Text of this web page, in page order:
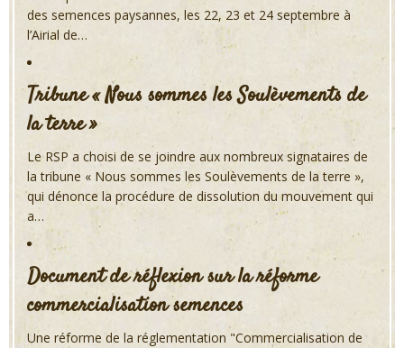
des semences paysannes, les 22, 23 et 24 septembre à
l’Airial de…
Tribune « Nous sommes les Soulèvements de
la terre »
Le RSP a choisi de se joindre aux nombreux signataires de
la tribune « Nous sommes les Soulèvements de la terre »,
qui dénonce la procédure de dissolution du mouvement qui
a…
Document de réflexion sur la réforme
commercialisation semences
Une réforme de la réglementation "Commercialisation de